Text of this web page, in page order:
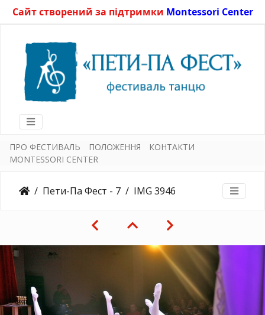
Сайт створений за підтримки Montessori Center
ПРО ФЕСТИВАЛЬ ПОЛОЖЕННЯ
КОНТАКТИ
MONTESSORI CENTER
Пети-Па Фест - 7 IMG 3946